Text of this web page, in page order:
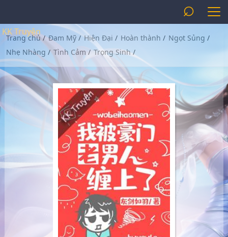
KK Truyện
⌕
Trang chủ/ Đam Mỹ/ Hiện Đại / Hoàn thành / Ngọt Sủng /
Nhẹ Nhàng / Tình Cảm / Trọng Sinh/